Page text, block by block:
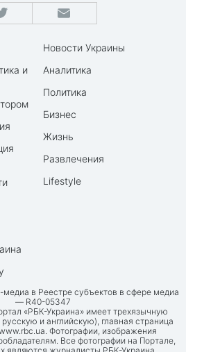
и
Новости Украины
Аналитика
Политика
Бизнес
Жизнь
Развлечения
Lifestyle
медиа в Реестре субъектов в сфере медиа
— R40-05347
«РБК-Украина» имеет трехязычную
и английскую), главная страница
. Фотографии, изображения
Все фотографии на Портале,